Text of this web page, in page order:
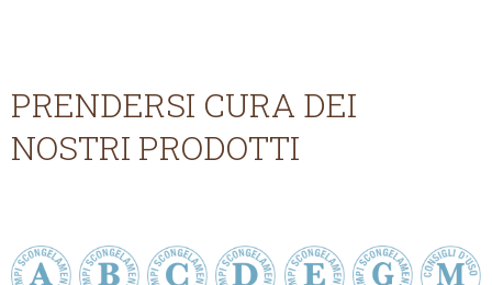
PRENDERSI CURA DEI
NOSTRI PRODOTTI